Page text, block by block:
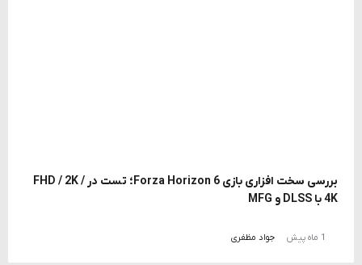
بررسی سخت افزاری بازی Forza Horizon 6؛ تست در FHD / 2K /
4K با DLSS و MFG
1 ماه پیش جواد مظفری